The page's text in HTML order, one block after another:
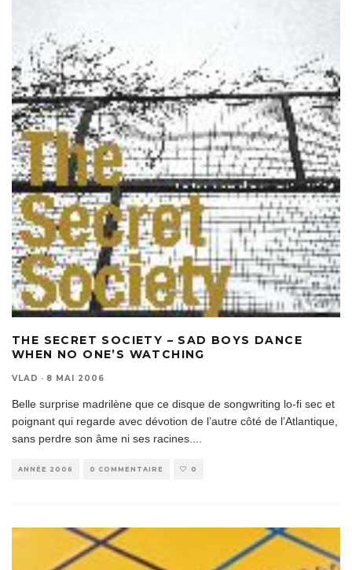
THE SECRET SOCIETY – SAD BOYS DANCE
WHEN NO ONE’S WATCHING
VLAD · 8 MAI 2006
Belle surprise madrilène que ce disque de songwriting lo-fi sec et
poignant qui regarde avec dévotion de l’autre côté de l’Atlantique,
sans perdre son âme ni ses racines....
ANNÉE 2006 0 COMMENTAIRE 0